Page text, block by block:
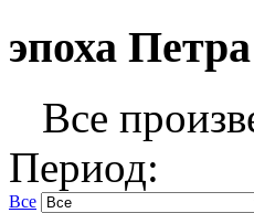
эпоха
Все
Период:
Все